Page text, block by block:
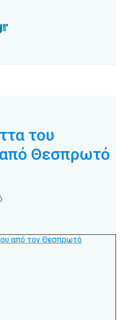
του
Θεσπρωτό